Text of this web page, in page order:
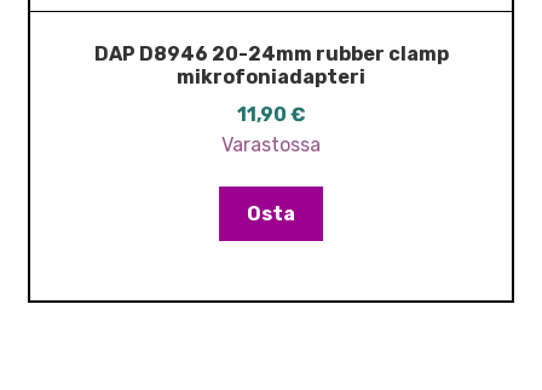
DAP D8946 20-24mm rubber clamp
mikrofoniadapteri
11,90 €
Varastossa
Osta